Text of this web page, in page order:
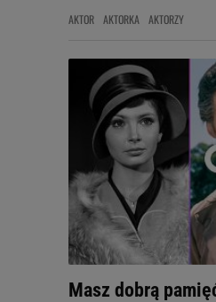
AKTOR AKTORKA AKTORZY
Masz dobrą